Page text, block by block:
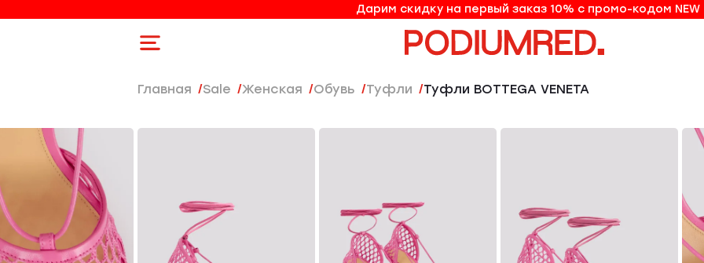
10% на первый заказ по промо-коду NEW
Дарим скидку на первый заказ 10% с промо-кодом NEW
Главная Sale женская Обувь Туфли Туфли BOTTEGA VENETA